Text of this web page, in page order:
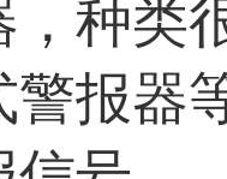
，种类
警报器